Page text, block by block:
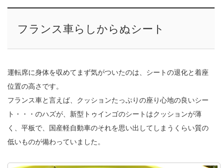
フランス車らしからぬシート
運転席に身体を収めてまず気がついたのは、シートの退化と着座
位置の高さです。
フランス車と言えば、クッションたっぷりの座り心地の良いシー
ト・・・のハズが、新型トゥインゴのシートはクッションが薄
く、平板で、国産軽自動車のそれを思い出してしまうくらい質の
低いものが備わっていました。